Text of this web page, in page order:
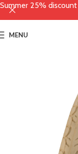
MENU
Summer 25%